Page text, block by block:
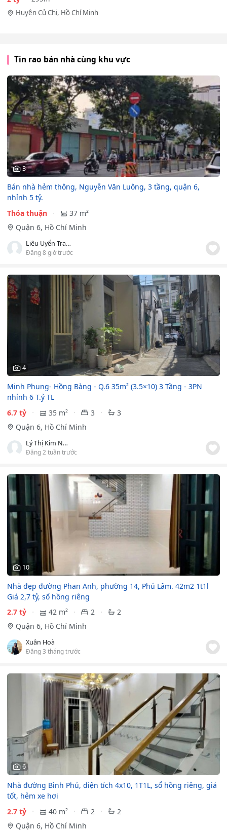
Huyện Củ Chi, Hồ Chí Minh
Tin rao bán nhà cùng khu vực
3
Bán nhà hẻm thông, Nguyễn Văn Luông, 3 tầng, quận 6,
nhỉnh 5 tỷ.
Thỏa thuận
37 m²
Quận 6, Hồ Chí Minh
Liêu Uyển Trang
Đăng 8 giờ trước
4
Minh Phụng- Hồng Bàng - Q.6 35m² (3.5×10) 3 Tầng - 3PN
nhỉnh 6 T.ỷ TL
6.7 tỷ
35 m² 3
3
Quận 6, Hồ Chí Minh
Lý Thị Kim Ngân
Đăng 2 tuần trước
10
Nhà đẹp đường Phan Anh, phường 14, Phú Lâm. 42m2 1t1l
Giá 2,7 tỷ, sổ hồng riêng
2.7 tỷ
42 m² 2
2
Quận 6, Hồ Chí Minh
Xuân Hoà
Đăng 3 tháng trước
6
Nhà đường Bình Phú, diện tích 4x10, 1T1L, sổ hồng riêng, giá
tốt, hẻm xe hơi
2.7 tỷ
40 m² 2
2
Quận 6, Hồ Chí Minh